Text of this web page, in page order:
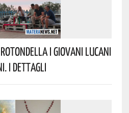
I Giovani Lucani
I Dettagli